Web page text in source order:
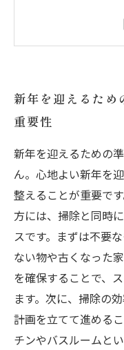
リフォームの
テップ
家全体の印象を
素敵な新年を迎
る方法
新たなスタート
2024年の目標
新年を迎えるため
重要性
新年を迎えるための
ん。心地よい新年を
整えることが重要で
方には、掃除と同時
スです。まずは不要
ない物や古くなった
を確保することで、
ます。次に、掃除の
計画を立てて進める
チンやバスルームと